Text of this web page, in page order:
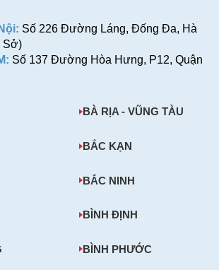
Số 226 Đường Láng, Đống Đa, Hà
Sở)
Số 137 Đường Hòa Hưng, P12, Quận
BÀ RỊA - VŨNG TÀU
BẮC KẠN
BẮC NINH
BÌNH ĐỊNH
BÌNH PHƯỚC